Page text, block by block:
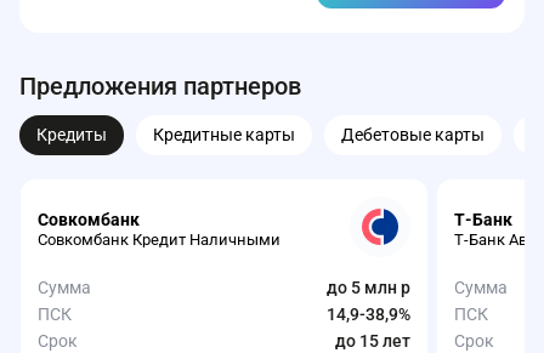
Предложения партнеров
Кредиты Кредитные карты Дебетовые карты
Совкомбанк
Совкомбанк Кредит Наличными
Сумма
до 5 млн р
ПСК
14,9-38,9%
Срок
до 15 лет
Т-Банк
Т-Банк
Сумма
ПСК
Срок